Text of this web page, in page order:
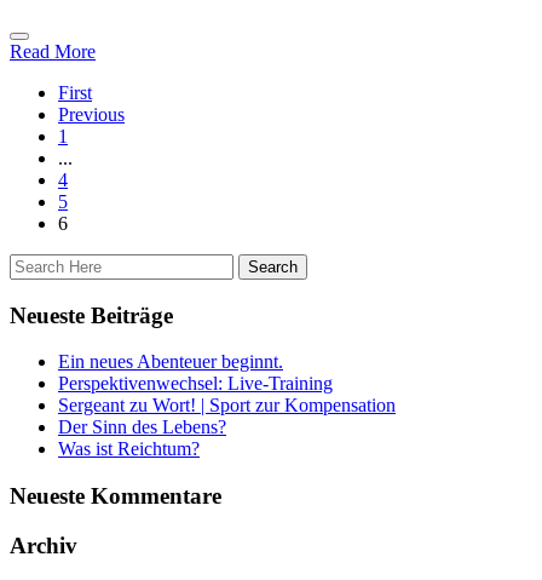
Read More
First
Previous
1
...
4
5
6
Neueste Beiträge
Ein neues Abenteuer beginnt.
Perspektivenwechsel: Live-Training
Sergeant zu Wort! | Sport zur Kompensation
Der Sinn des Lebens?
Was ist Reichtum?
Neueste Kommentare
Archiv